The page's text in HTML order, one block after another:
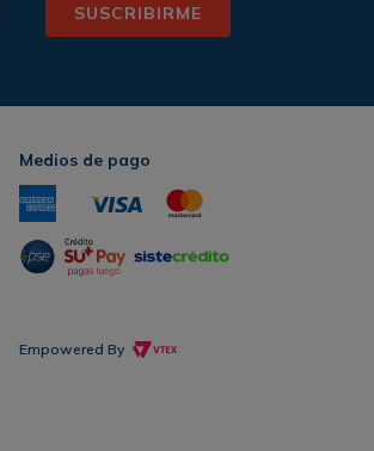
SUSCRIBIRME
Medios de pago
Empowered By